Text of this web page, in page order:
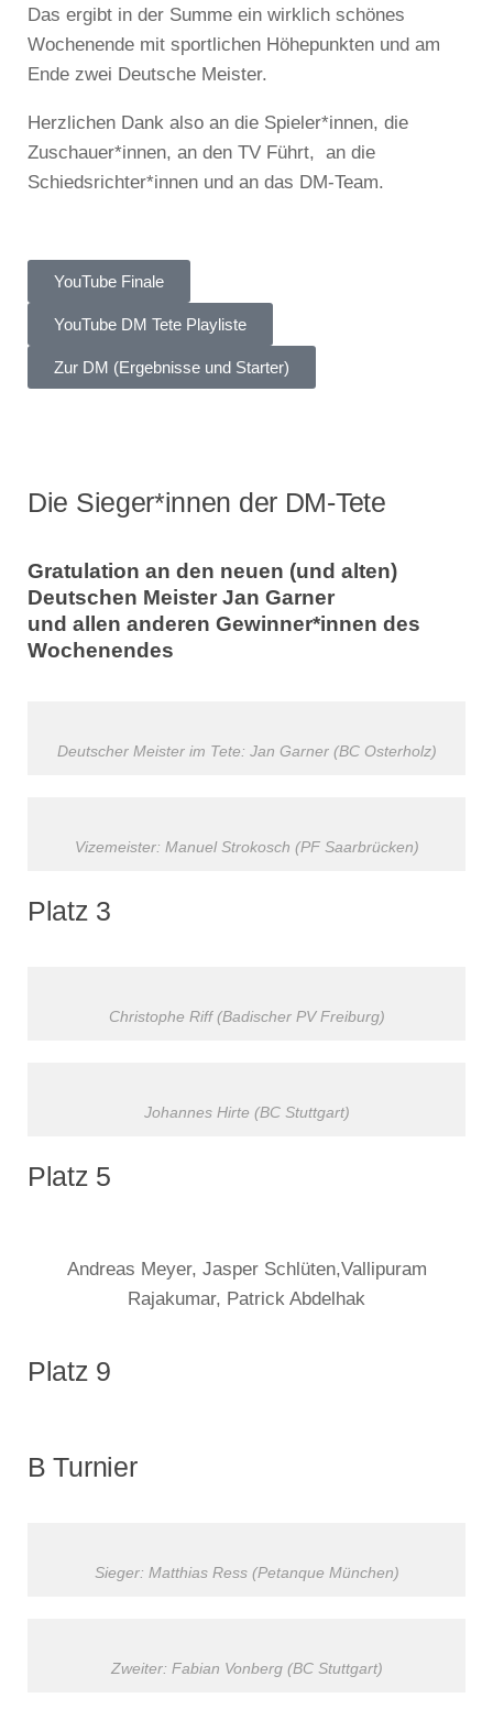
Das ergibt in der Summe ein wirklich schönes
Wochenende mit sportlichen Höhepunkten und am
Ende zwei Deutsche Meister.
Herzlichen Dank also an die Spieler*innen, die
Zuschauer*innen, an den TV Führt, an die
Schiedsrichter*innen und an das DM-Team.
YouTube Finale
YouTube DM Tete Playliste
Zur DM (Ergebnisse und Starter)
Die Sieger*innen der DM-Tete
Gratulation an den neuen (und alten)
Deutschen Meister Jan Garner
und allen anderen Gewinner*innen des
Wochenendes
Deutscher Meister im Tete: Jan Garner (BC Osterholz)
Vizemeister: Manuel Strokosch (PF Saarbrücken)
Platz 3
Christophe Riff (Badischer PV Freiburg)
Johannes Hirte (BC Stuttgart)
Platz 5
Andreas Meyer, Jasper Schlüten,Vallipuram
Rajakumar, Patrick Abdelhak
Platz 9
B Turnier
Sieger: Matthias Ress (Petanque München)
Zweiter: Fabian Vonberg (BC Stuttgart)